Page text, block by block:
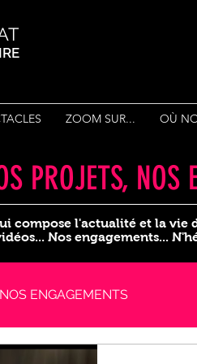
ZOOM SUR... OÙ
PROJETS, NOS
compose l'actualité et la vie
Nos engagements...
NOS ENGAGEMENTS